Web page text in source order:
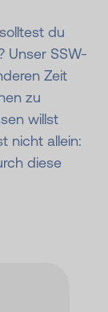
du
Unser SSW-
Zeit
zu
willst
nicht allein:
diese